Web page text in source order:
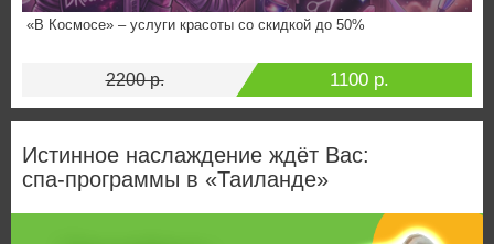
«В Космосе» – услуги красоты со скидкой до 50%
2200 р. 1100 р.
Истинное наслаждение ждёт Вас:
спа‑программы в «Таиланде»